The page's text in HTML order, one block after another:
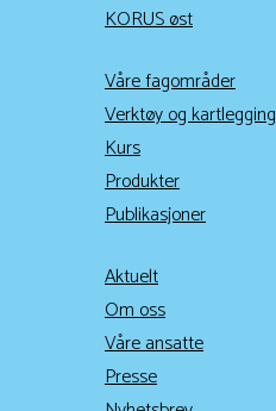
KORUS øst
Våre fagområder
Verktøy og kartlegging
Kurs
Produkter
Publikasjoner
Aktuelt
Om oss
Våre ansatte
Presse